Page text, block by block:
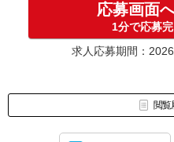
応募画面
1分で応募
求人応募期間：
閲覧